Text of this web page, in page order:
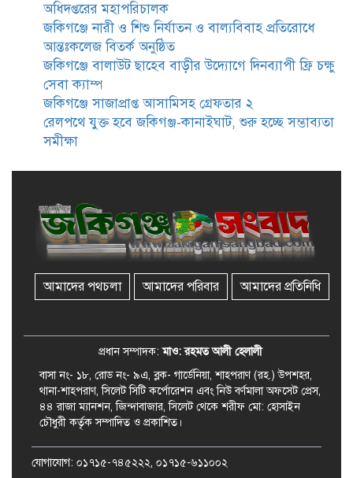
সাবেক এমপি হাফিজ আহমদ
মজুমদার কি আত্মগোপনে? ভাইরাল
ছবি ঘিরে আলোচনা!
ভাতা পেতে টাকা লাগে না, জকিগঞ্জে
সমাজসেবা কর্মকর্তার গুরুত্বপূর্ণ বার্তা
জকিগঞ্জে সরকারি পাঁচ ভাতার আবেদন
জকিগঞ্জে সুরমা নদীর বালুমহালে
মোবাইল কোর্ট পরিচালনা করলেন
ইউএনও: সরেজমিনে অভিযোগের
সত্যতা মেলেনি
একজন গ্রেপ্তার
অধিদপ্তরের মহাপরিচালক
জকিগঞ্জে নারী ও শিশু নির্যাতন ও বাল্যবিবাহ প্রতিরোধে
আন্তঃকলেজ বিতর্ক অনুষ্ঠিত
জকিগঞ্জে বালাউট ছাহেব বাড়ীর উদ্যোগে দিনব্যাপী ফ্রি চক্ষু
সেবা ক্যাম্প
জকিগঞ্জে সাজাপ্রাপ্ত আসামিসহ গ্রেফতার ২
রেলপথে যুক্ত হবে জকিগঞ্জ-কানাইঘাট, শুরু হচ্ছে সম্ভাব্যতা
সমীক্ষা
আমাদের পথচলা আমাদের পরিবার আমাদের প্রতিনিধি
প্রধান সম্পাদক:মাও: রহমত আলী হেলালী
বাসা নং- ১৮, রোড নং- ৯এ, ব্লক- গার্ডেনিয়া, শাহপরাণ (রহ.) উপশহর,
থানা-শাহপরাণ, সিলেট সিটি কর্পোরেশন এবং নিউ বর্ণমালা অফসেট প্রেস,
৪৪ রাজা ম্যানশন, জিন্দাবাজার, সিলেট থেকে শরীফ মো: হোসাইন
চৌধুরী কর্তৃক সম্পাদিত ও প্রকাশিত।
যোগাযোগ: ০১৭১৫-৭৪৫২২২, ০১৭১৫-৬১১০০২